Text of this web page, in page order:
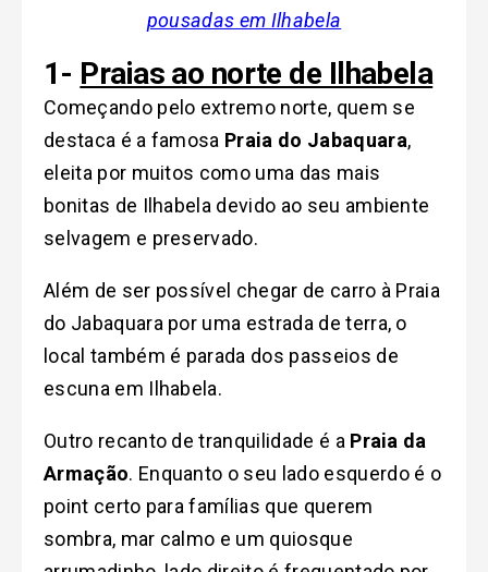
pousadas em Ilhabela
1- Praias ao norte de Ilhabela
Começando pelo extremo norte, quem se
destaca é a famosa Praia do Jabaquara,
eleita por muitos como uma das mais
bonitas de Ilhabela devido ao seu ambiente
selvagem e preservado.
Além de ser possível chegar de carro à Praia
do Jabaquara por uma estrada de terra, o
local também é parada dos passeios de
escuna em Ilhabela.
Outro recanto de tranquilidade é a Praia da
Armação. Enquanto o seu lado esquerdo é o
point certo para famílias que querem
sombra, mar calmo e um quiosque